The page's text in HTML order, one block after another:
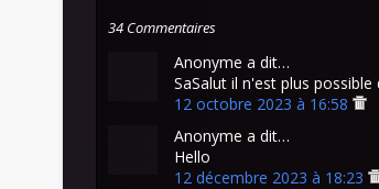
34 Commentaires
Anonyme a dit…
SaSalut il n'est plus
12 octobre 2023 à 16:58
Anonyme a dit…
Hello
12 décembre 2023 à 18:23